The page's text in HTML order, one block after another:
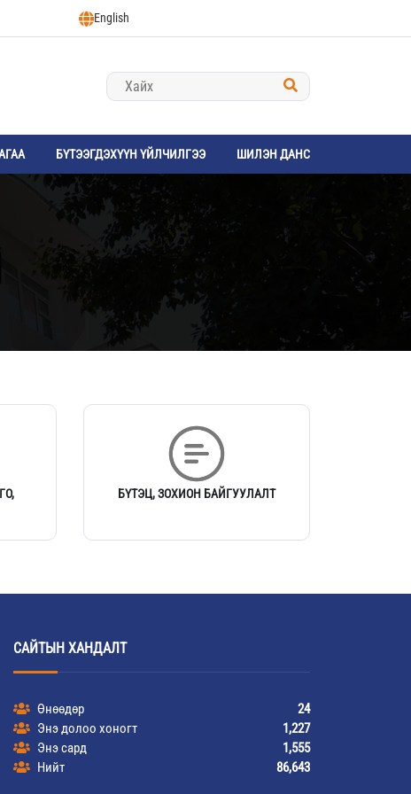
English
БҮТЭЭГДЭХҮҮН ҮЙЛЧИЛГЭЭ ШИЛЭН ДАНС
БҮТЭЦ, ЗОХИОН БАЙГУУЛАЛТ
САЙТЫН ХАНДАЛТ
Өнөөдөр
24
Энэ долоо хоногт
1,227
Энэ сард
1,555
Нийт
86,643